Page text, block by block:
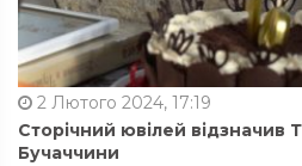
2 Лютого 2024, 17:19
Сторічний ювілей
Бучаччини